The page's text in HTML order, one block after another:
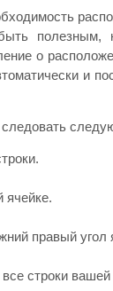
полезным,
о
и
следовать
ячейке.
правый угол
строки